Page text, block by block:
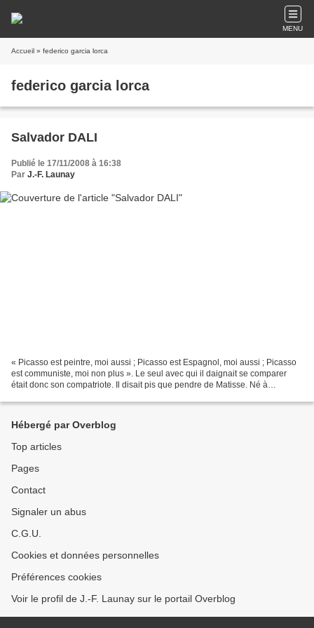
MENU
Accueil » federico garcia lorca
federico garcia lorca
Salvador DALI
Publié le 17/11/2008 à 16:38
Par J.-F. Launay
« Picasso est peintre, moi aussi ; Picasso est Espagnol, moi aussi ; Picasso
est communiste, moi non plus ». Le seul avec qui il daignait se comparer
était donc son compatriote. Il disait pis que pendre de Matisse. Né à
Hébergé par Overblog
Top articles
Pages
Contact
Signaler un abus
C.G.U.
Cookies et données personnelles
Préférences cookies
Voir le profil de J.-F. Launay sur le portail Overblog